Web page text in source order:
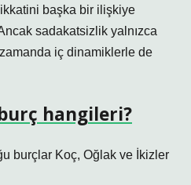
başka bir ilişkiye
sadakatsizlik yalnızca
iç dinamiklerle de
hangileri?
burçlar Koç, Oğlak ve İkizler